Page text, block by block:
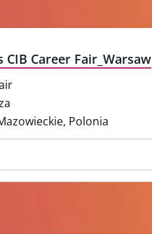
CIB Career Fair_Warsaw
Polonia